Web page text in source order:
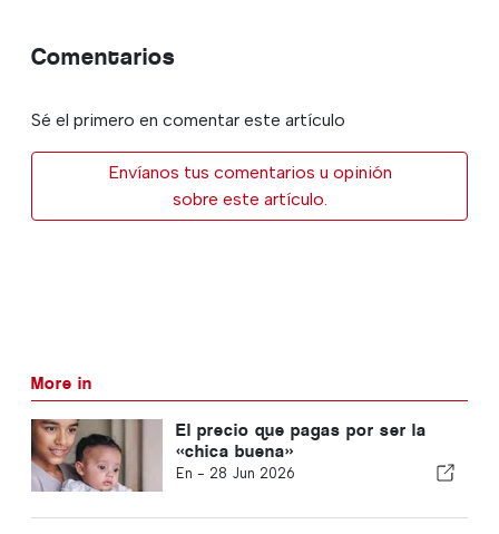
Comentarios
Sé el primero en comentar este artículo
Envíanos tus comentarios u opinión
sobre este artículo.
More in
El precio que pagas por ser la
«chica buena»
En - 28 Jun 2026